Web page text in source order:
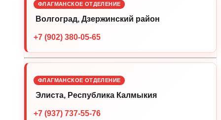
ФЛАГМАНСКОЕ ОТДЕЛЕНИЕ
Волгоград, Дзержинский район
+7 (902) 380-05-65
ФЛАГМАНСКОЕ ОТДЕЛЕНИЕ
Элиста, Республика Калмыкия
+7 (937) 737-55-76